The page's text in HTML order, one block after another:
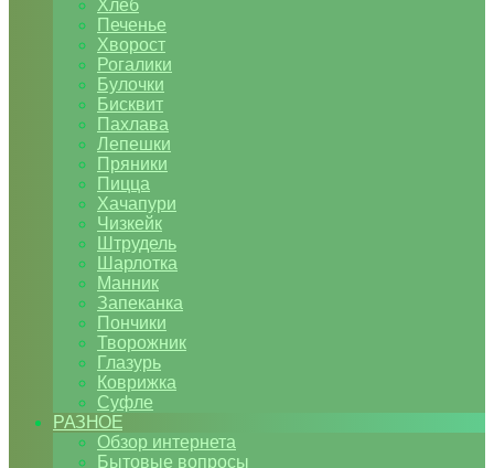
Хлеб
Печенье
Хворост
Рогалики
Булочки
Бисквит
Пахлава
Лепешки
Пряники
Пицца
Хачапури
Чизкейк
Штрудель
Шарлотка
Манник
Запеканка
Пончики
Творожник
Глазурь
Коврижка
Суфле
РАЗНОЕ
Обзор интернета
Бытовые вопросы